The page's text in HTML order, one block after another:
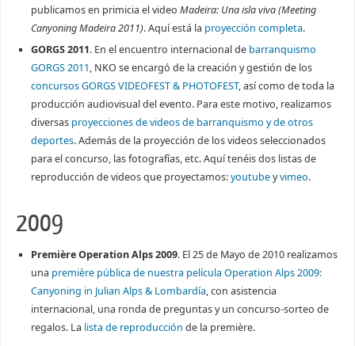
publicamos en primicia el video Madeira: Una isla viva (Meeting
Canyoning Madeira 2011). Aquí está la proyección completa.
GORGS 2011. En el encuentro internacional de barranquismo
GORGS 2011, NKO se encargó de la creación y gestión de los
concursos GORGS VIDEOFEST & PHOTOFEST, así como de toda la
producción audiovisual del evento. Para este motivo, realizamos
diversas proyecciones de videos de barranquismo y de otros
deportes. Además de la proyección de los videos seleccionados
para el concurso, las fotografías, etc. Aquí tenéis dos listas de
reproducción de videos que proyectamos:youtubeyvimeo.
2009
Première Operation Alps 2009. El 25 de Mayo de 2010 realizamos
una première pública de nuestra película Operation Alps 2009:
Canyoning in Julian Alps & Lombardía, con asistencia
internacional, una ronda de preguntas y un concurso-sorteo de
regalos. La lista de reproducción de la première.